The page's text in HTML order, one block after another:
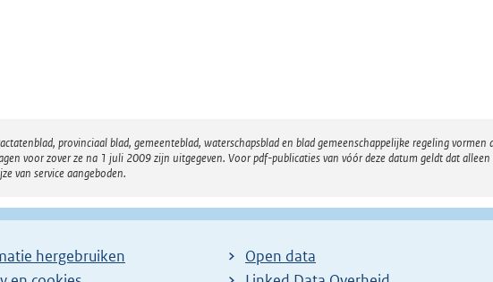
provinciaal blad, gemeenteblad, waterschapsblad en blad gemeenschappelijke regeling
voor zover ze na 1 juli 2009 zijn uitgegeven. Voor pdf-publicaties van vóór deze datum geldt dat
van service aangeboden.
hergebruiken
Open data